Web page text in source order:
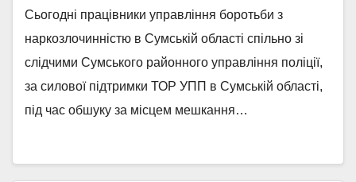
Сьогодні працівники управління боротьби з
наркозлочинністю в Сумській області спільно зі
слідчими Сумського районного управління поліції,
за силової підтримки ТОР УПП в Сумській області,
під час обшуку за місцем мешкання…